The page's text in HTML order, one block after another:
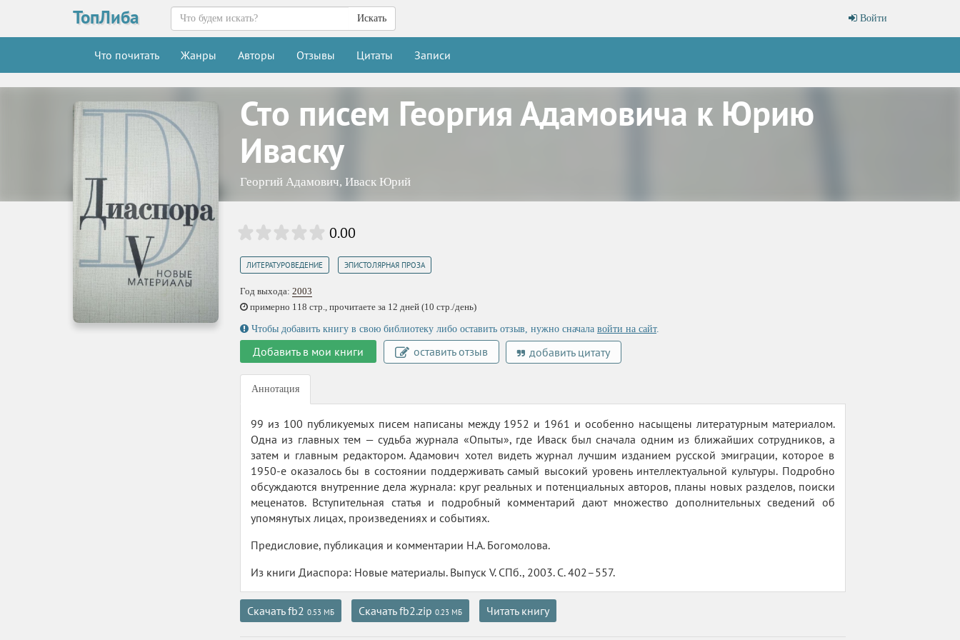
ТопЛиба Войти
Искать
Что почитать Жанры Авторы Отзывы Цитаты Записи
Сто писем Георгия Адамовича к Юрию
Иваску
Георгий Адамович, Иваск Юрий
0.00
ЛИТЕРАТУРОВЕДЕНИЕ ЭПИСТОЛЯРНАЯ ПРОЗА
Год выхода: 2003
примерно 118 стр., прочитаете за 12 дней (10 стр./день)
Чтобы добавить книгу в свою библиотеку либо оставить отзыв, нужно сначала войти на сайт.
Добавить в мои книги оставить отзыв добавить цитату
Аннотация
99 из 100 публикуемых писем написаны между 1952 и 1961 и особенно насыщены литературным материалом.
Одна из главных тем — судьба журнала «Опыты», где Иваск был сначала одним из ближайших сотрудников, а
затем и главным редактором. Адамович хотел видеть журнал лучшим изданием русской эмиграции, которое в
1950-е оказалось бы в состоянии поддерживать самый высокий уровень интеллектуальной культуры. Подробно
обсуждаются внутренние дела журнала: круг реальных и потенциальных авторов, планы новых разделов, поиски
меценатов. Вступительная статья и подробный комментарий дают множество дополнительных сведений об
упомянутых лицах, произведениях и событиях.
Предисловие, публикация и комментарии Н.А. Богомолова.
Из книги Диаспора: Новые материалы. Выпуск V. СПб., 2003. С. 402–557.
Скачать fb2 0.53 МБ Скачать fb2.zip 0.23 МБ Читать книгу